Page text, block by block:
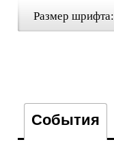
Размер шрифта:
События